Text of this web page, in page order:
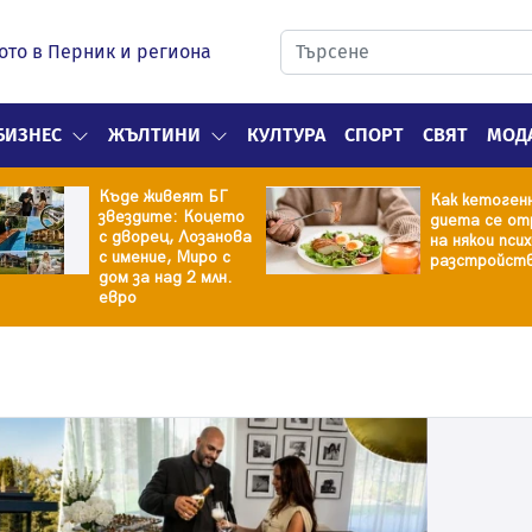
в Перник и региона
ЖЪЛТИНИ КУЛТУРА СПОРТ СВЯТ
Къде живеят БГ
звездите: Коцето
с дворец, Лозанова
с имение, Миро с
дом за над 2 млн.
евро
Как
диета се
на някои